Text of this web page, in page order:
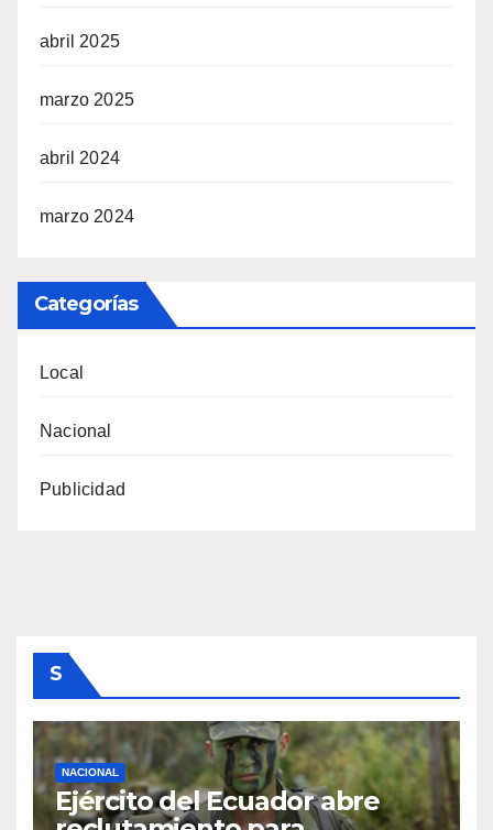
abril 2025
marzo 2025
abril 2024
marzo 2024
Categorías
Local
Nacional
Publicidad
S
NACIONAL
Ejército del Ecuador abre